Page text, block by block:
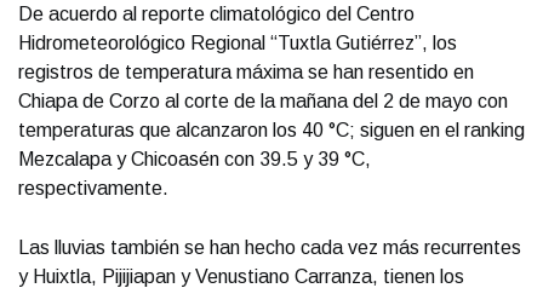
De acuerdo al reporte climatológico del Centro
Hidrometeorológico Regional “Tuxtla Gutiérrez”, los
registros de temperatura máxima se han resentido en
Chiapa de Corzo al corte de la mañana del 2 de mayo con
temperaturas que alcanzaron los 40 °C; siguen en el ranking
Mezcalapa y Chicoasén con 39.5 y 39 °C,
respectivamente.
Las lluvias también se han hecho cada vez más recurrentes
y Huixtla, Pijijiapan y Venustiano Carranza, tienen los